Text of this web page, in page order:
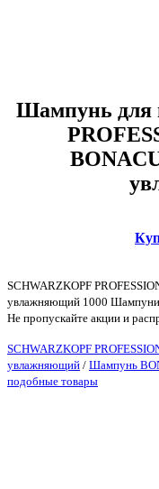
Шампунь для
SCHWARZKOPF
увлажняющий 1000 Шампуни
Не пропускайте акции и
SCHWARZKOPF
увлажняющий / Шампунь
подобные товары